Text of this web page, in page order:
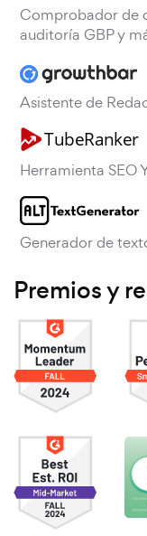
Comprobador de
auditoría GBP y
Asistente de
Herramienta SEO
Generador de
Premios y